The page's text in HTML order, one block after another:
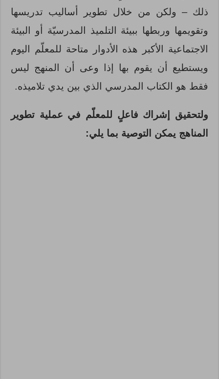
ذلك – ولكن من خلال تطوير أساليب تدريسها
وتقويمها وربطها ببيئة التلميذ المدرسيّة أو البيئة
الاجتماعية الأكبر هذه الأدوار متاحة للمعلّم اليوم
ويستطيع أن يقوم بها إذا وعى أن المنهج ليس
فقط هو الكتاب المدرسي الذي بين يدي تلاميذه.
ولتحقيق إشراك فاعلٍ للمعلّم في عملية تطوير
المناهج يمكن التوصية بما يلي: